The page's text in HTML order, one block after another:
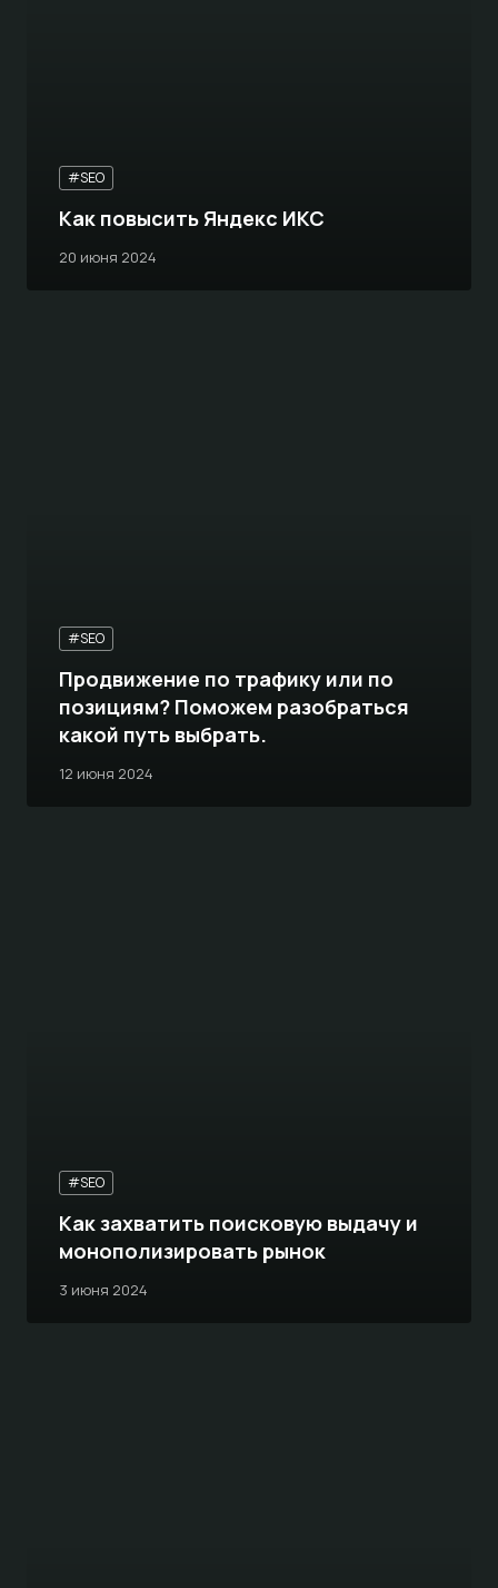
#SEO
20 июня 2024
Как повысить Яндекс ИКС
#SEO
12 июня 2024
Продвижение по трафику или по
позициям? Поможем разобраться
какой путь выбрать.
#SEO
3 июня 2024
Как захватить поисковую выдачу и
монополизировать рынок